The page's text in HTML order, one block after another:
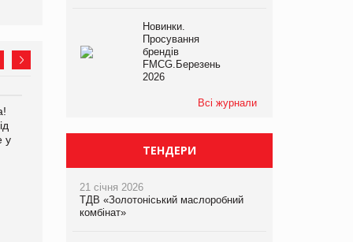
у
не очікують побачити на
платформі
Kraft Heinz скоротила
Новинки.
Просування
брендів
FMCG.Березень
2026
Всі журнали
ТЕНДЕРИ
21 січня 2026
ТДВ «Золотоніський маслоробний
комбінат»